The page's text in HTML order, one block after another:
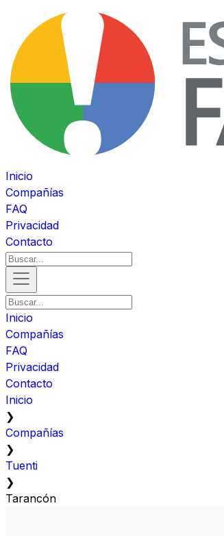
Inicio
Compañías
FAQ
Privacidad
Contacto
Inicio
Compañías
FAQ
Privacidad
Contacto
Inicio
❯
Compañías
❯
Tuenti
❯
Tarancón